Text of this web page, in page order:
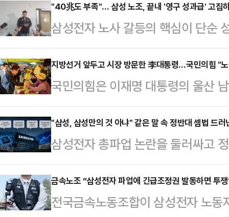
사와 주주, 국가 발전을 함께 고려
날 열리는 현대차그룹 양재사옥 로
홀'에 앞서 현대차그룹 양재사옥에
갈등과 관련한 대응 방향을 묻는 질
회사가 발전할 수 있고 주주들도 중
러 가지를 고려해서 판…
"40兆도 부족"… 삼성 노조, 끝내 '영구 성과급' 고집
삼성전자 노사 갈등의 핵심이 단순
조'로 옮겨가고 있다. 중앙노동위
실상 40조원에 달하는 특별보상 가
노조는 "제도화 없이는 의미 없다"
따르면 삼성전자 사측은 이날 노조
회사 측은 "중노위 사후조정 과정
대화를 요청했다. 앞서 중노위도
를 공식 요…
지방선거 앞두고 시장 방문한 李대통령…국민의힘 "
국민의힘은 이재명 대통령의 울산
을 두고 "노골적인 선거운동"이라
선거대책위원장은 15일 페이스북
K-조선 간담회를 마치고 울산 남목
새마을운동중앙회 간담회를 마치
난주 금요일(8일)에는 어버이날 기
이제 매일 같이 노골적인 전국 시장
"삼성, 삼성만의 것 아냐" 같은 말 속 정반대 셈법 드러
삼성전자 총파업 논란을 둘러싸고
고 있다. 흥미로운 점은 정부 인사
부만의 문제가 아니다"라는 인식을
고 있다는 점이다.한쪽에서는 "국
금속노조 “삼성전자 파업에 긴급조정권 발동하면 투
전국금속노동조합이 삼성전자 노